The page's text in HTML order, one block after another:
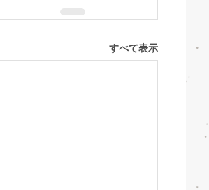
すべて表示